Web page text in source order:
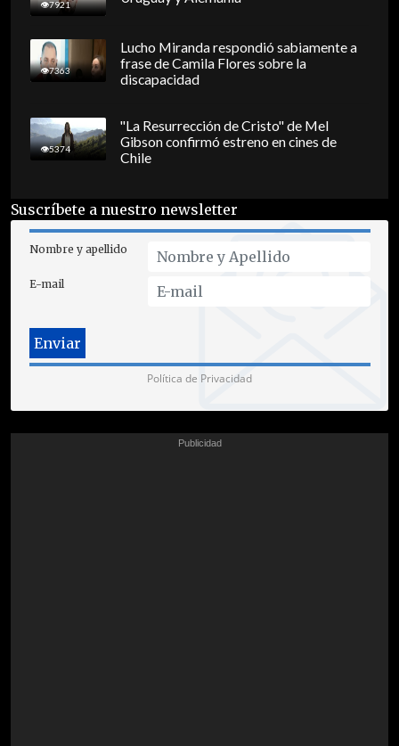
7921
7363
Lucho Miranda respondió sabiamente a
frase de Camila Flores sobre la
discapacidad
5374
"La Resurrección de Cristo" de Mel
Gibson confirmó estreno en cines de
Chile
Suscríbete a nuestro newsletter
Nombre y apellido
E-mail
Política de Privacidad